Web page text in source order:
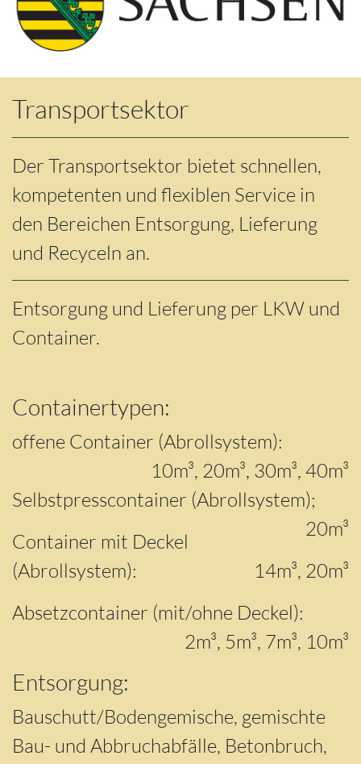
Transportsektor
Der Transportsektor bietet schnellen,
kompetenten und flexiblen Service in
den Bereichen Entsorgung, Lieferung
und Recyceln an.
Entsorgung und Lieferung per LKW und
Container.
Containertypen:
offene Container (Abrollsystem):
10m³, 20m³, 30m³, 40m³
Selbstpresscontainer (Abrollsystem);
20m³
Container mit Deckel
(Abrollsystem):
14m³, 20m³
Absetzcontainer (mit/ohne Deckel):
2m³, 5m³, 7m³, 10m³
Entsorgung:
Bauschutt/Bodengemische, gemischte
Bau- und Abbruchabfälle, Betonbruch,